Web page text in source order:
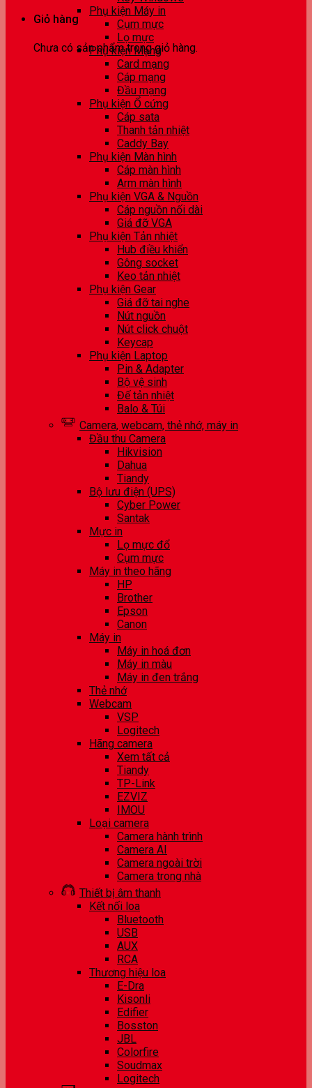
Giỏ hàng
Chưa có sản phẩm trong giỏ hàng.
Phụ kiện Máy in
Cụm mực
Lọ mực
Phụ kiện Mạng
Card mạng
Cáp mạng
Đầu mạng
Phụ kiện Ổ cứng
Cáp sata
Thanh tản nhiệt
Caddy Bay
Phụ kiện Màn hình
Cáp màn hình
Arm màn hình
Phụ kiện VGA & Nguồn
Cáp nguồn nối dài
Giá đỡ VGA
Phụ kiện Tản nhiệt
Hub điều khiển
Gông socket
Keo tản nhiệt
Phụ kiện Gear
Giá đỡ tai nghe
Nút nguồn
Nút click chuột
Keycap
Phụ kiện Laptop
Pin & Adapter
Bộ vệ sinh
Đế tản nhiệt
Balo & Túi
Camera, webcam, thẻ nhớ, máy in
Đầu thu Camera
Hikvision
Dahua
Tiandy
Bộ lưu điện (UPS)
Cyber Power
Santak
Mực in
Lọ mực đổ
Cụm mực
Máy in theo hãng
HP
Brother
Epson
Canon
Máy in
Máy in hoá đơn
Máy in màu
Máy in đen trắng
Thẻ nhớ
Webcam
VSP
Logitech
Hãng camera
Xem tất cả
Tiandy
TP-Link
EZVIZ
IMOU
Loại camera
Camera hành trình
Camera AI
Camera ngoài trời
Camera trong nhà
Thiết bị âm thanh
Kết nối loa
Bluetooth
USB
AUX
RCA
Thương hiệu loa
E-Dra
Kisonli
Edifier
Bosston
JBL
Colorfire
Soudmax
Logitech